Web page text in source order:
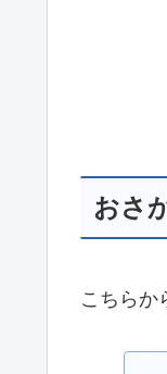
おさ
こちらか